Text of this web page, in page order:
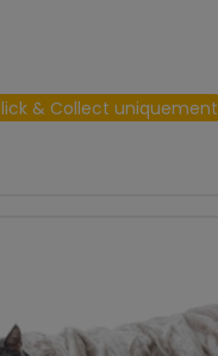
& Collect uniquement